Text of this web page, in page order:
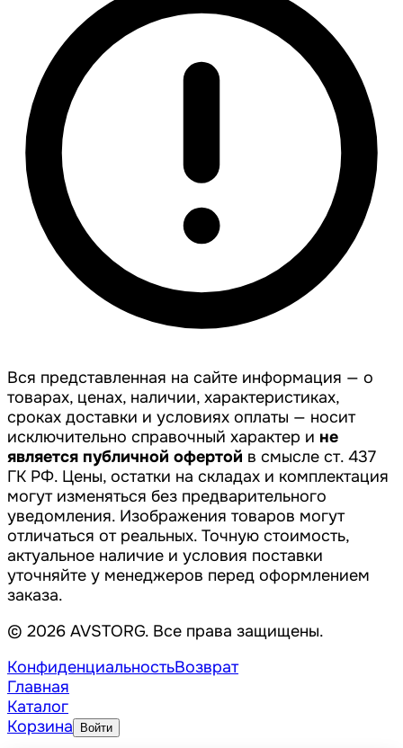
Вся представленная на сайте информация — о
товарах, ценах, наличии, характеристиках,
сроках доставки и условиях оплаты — носит
исключительно справочный характер и не
является публичной офертой в смысле ст. 437
ГК РФ. Цены, остатки на складах и комплектация
могут изменяться без предварительного
уведомления. Изображения товаров могут
отличаться от реальных. Точную стоимость,
актуальное наличие и условия поставки
уточняйте у менеджеров перед оформлением
заказа.
© 2026 AVSTORG. Все права защищены.
КонфиденциальностьВозврат
Главная
Каталог
Корзина
Войти